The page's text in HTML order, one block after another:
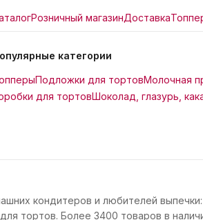
Розничный магазинДоставка
категории
Подложки для тортовМолочная
для тортовШоколад, глазурь,
кондитеров и любителей выпечки:
тортов. Более 3400 товаров в